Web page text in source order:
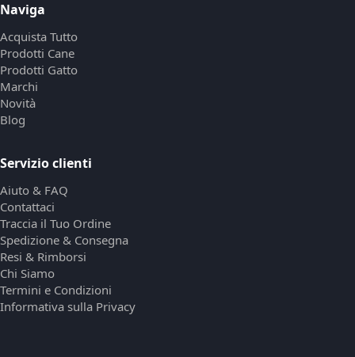
Naviga
Acquista Tutto
Prodotti Cane
Prodotti Gatto
Marchi
Novità
Blog
Servizio clienti
Aiuto & FAQ
Contattaci
Traccia il Tuo Ordine
Spedizione & Consegna
Resi & Rimborsi
Chi Siamo
Termini e Condizioni
Informativa sulla Privacy